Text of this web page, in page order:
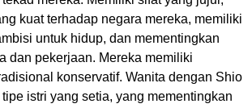
kuat terhadap negara mereka, memiliki
untuk hidup, dan mementingkan
dan pekerjaan. Mereka memiliki
konservatif. Wanita dengan Shio
istri yang setia, yang mementingkan